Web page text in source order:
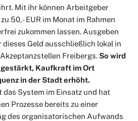
Mit ihr können Arbeitgeber
50,- EUR im Monat im Rahmen
zukommen lassen. Ausgeben
Geld ausschließlich lokal in
Freibergs.So wird
Kaufkraft im Ort
in der Stadt erhöht.
das System im Einsatz und hat
Prozesse bereits zu einer
des organisatorischen Aufwands